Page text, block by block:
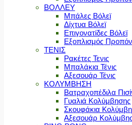
ΒΟΛΛΕΥ
Μπάλες Βόλεϊ
Δίχτυα Βόλεϊ
Επιγονατίδες Βόλεϊ
Εξοπλισμός
ΤΕΝΙΣ
Ρακέτες Τενις
Μπαλάκια Τένις
Αξεσουάρ Τένις
ΚΟΛΥΜΒΗΣΗ
Βατραχοπέδιλα
Γυαλιά Κολύμβησης
Σκουφάκια
Αξεσουάρ